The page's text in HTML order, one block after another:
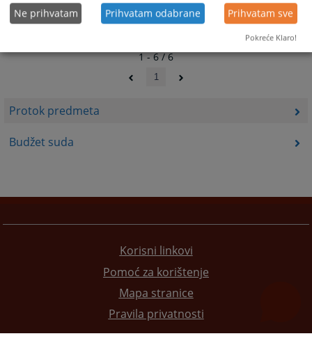
Protok predmeta
Budžet suda
1 - 6 / 6
1
Korisni linkovi
Pomoć za korištenje
Mapa stranice
Pravila privatnosti
Ne prihvatam Prihvatam odabrane Prihvatam sve
Pokreće Klaro!